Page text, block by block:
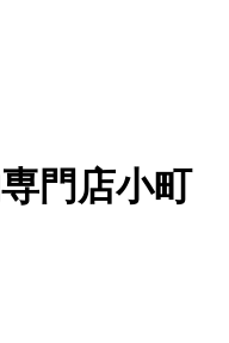
門店小町